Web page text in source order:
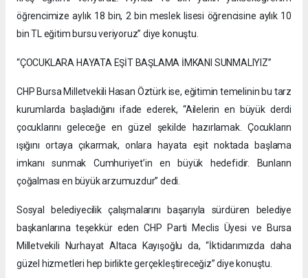
öğrencimize aylık 18 bin, 2 bin meslek lisesi öğrencisine aylık 10
bin TL eğitim bursu veriyoruz” diye konuştu.
“ÇOCUKLARA HAYATA EŞİT BAŞLAMA İMKANI SUNMALIYIZ”
CHP Bursa Milletvekili Hasan Öztürk ise, eğitimin temelinin bu tarz
kurumlarda başladığını ifade ederek, “Ailelerin en büyük derdi
çocuklarını geleceğe en güzel şekilde hazırlamak. Çocukların
ışığını ortaya çıkarmak, onlara hayata eşit noktada başlama
imkanı sunmak Cumhuriyet’in en büyük hedefidir. Bunların
çoğalması en büyük arzumuzdur” dedi.
Sosyal belediyecilik çalışmalarını başarıyla sürdüren belediye
başkanlarına teşekkür eden CHP Parti Meclis Üyesi ve Bursa
Milletvekili Nurhayat Altaca Kayışoğlu da, “İktidarımızda daha
güzel hizmetleri hep birlikte gerçekleştireceğiz” diye konuştu.